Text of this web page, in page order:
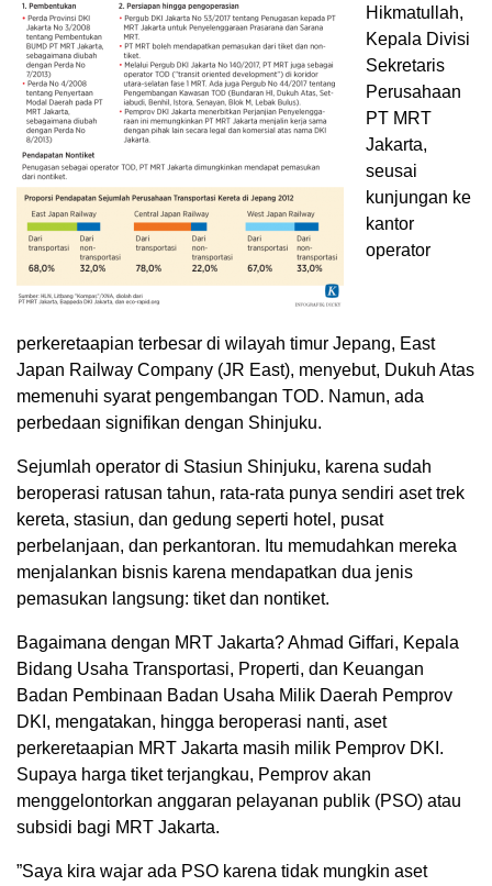
Hikmatullah,
Kepala Divisi
Sekretaris
Perusahaan
PT MRT
Jakarta,
seusai
kunjungan ke
kantor
operator
perkeretaapian terbesar di wilayah timur Jepang, East
Japan Railway Company (JR East), menyebut, Dukuh Atas
memenuhi syarat pengembangan TOD. Namun, ada
perbedaan signifikan dengan Shinjuku.
Sejumlah operator di Stasiun Shinjuku, karena sudah
beroperasi ratusan tahun, rata-rata punya sendiri aset trek
kereta, stasiun, dan gedung seperti hotel, pusat
perbelanjaan, dan perkantoran. Itu memudahkan mereka
menjalankan bisnis karena mendapatkan dua jenis
pemasukan langsung: tiket dan nontiket.
Bagaimana dengan MRT Jakarta? Ahmad Giffari, Kepala
Bidang Usaha Transportasi, Properti, dan Keuangan
Badan Pembinaan Badan Usaha Milik Daerah Pemprov
DKI, mengatakan, hingga beroperasi nanti, aset
perkeretaapian MRT Jakarta masih milik Pemprov DKI.
Supaya harga tiket terjangkau, Pemprov akan
menggelontorkan anggaran pelayanan publik (PSO) atau
subsidi bagi MRT Jakarta.
”Saya kira wajar ada PSO karena tidak mungkin aset